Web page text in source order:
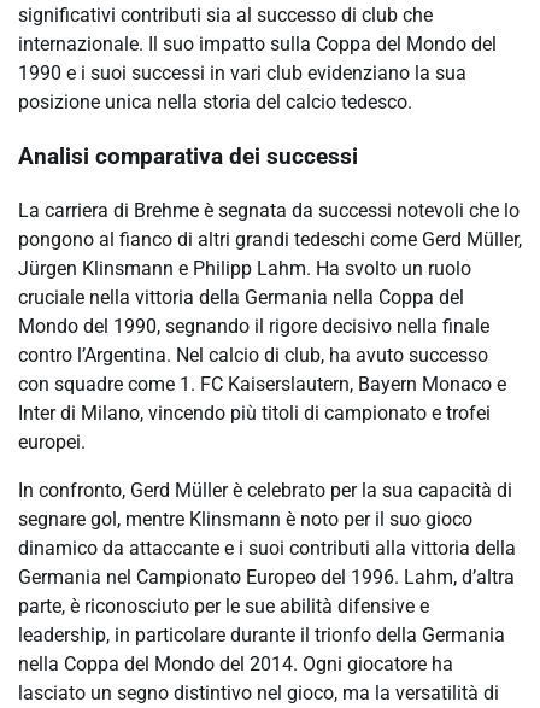
significativi contributi sia al successo di club che
internazionale. Il suo impatto sulla Coppa del Mondo del
1990 e i suoi successi in vari club evidenziano la sua
posizione unica nella storia del calcio tedesco.
Analisi comparativa dei successi
La carriera di Brehme è segnata da successi notevoli che lo
pongono al fianco di altri grandi tedeschi come Gerd Müller,
Jürgen Klinsmann e Philipp Lahm. Ha svolto un ruolo
cruciale nella vittoria della Germania nella Coppa del
Mondo del 1990, segnando il rigore decisivo nella finale
contro l’Argentina. Nel calcio di club, ha avuto successo
con squadre come 1. FC Kaiserslautern, Bayern Monaco e
Inter di Milano, vincendo più titoli di campionato e trofei
europei.
In confronto, Gerd Müller è celebrato per la sua capacità di
segnare gol, mentre Klinsmann è noto per il suo gioco
dinamico da attaccante e i suoi contributi alla vittoria della
Germania nel Campionato Europeo del 1996. Lahm, d’altra
parte, è riconosciuto per le sue abilità difensive e
leadership, in particolare durante il trionfo della Germania
nella Coppa del Mondo del 2014. Ogni giocatore ha
lasciato un segno distintivo nel gioco, ma la versatilità di